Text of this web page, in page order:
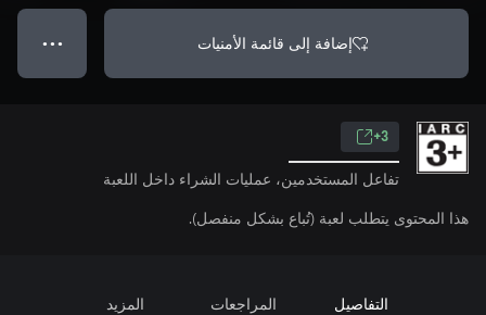
إضافة إلى قائمة الأمنيات ● ● ●
3+
تفاعل المستخدمين، عمليات الشراء داخل اللعبة
هذا المحتوى يتطلب لعبة (تُباع بشكل منفصل).
التفاصيل المراجعات المزيد